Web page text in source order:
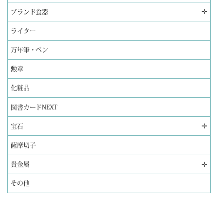
ブランド食器 ✛
ライター
万年筆・ペン
勲章
化粧品
図書カードNEXT
宝石 ✛
薩摩切子
貴金属 ✛
その他